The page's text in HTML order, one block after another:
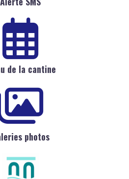
de la cantine
photos